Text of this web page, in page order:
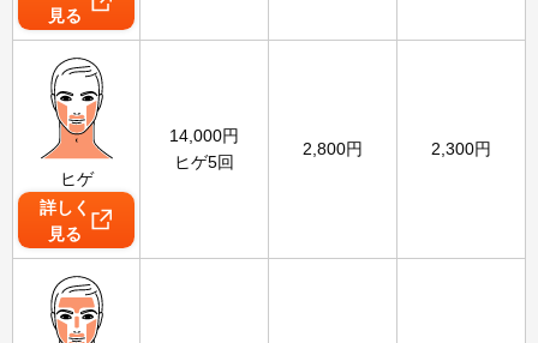
見る
ヒゲ
詳しく
見る
14,000円
ヒゲ5回
2,800円 2,300円